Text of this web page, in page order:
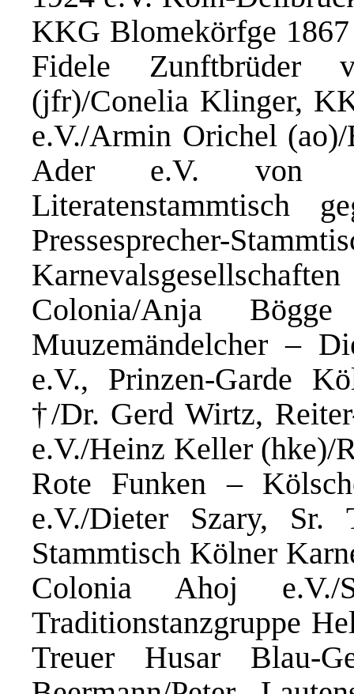
KKG Blomekörfge
Fidele Zunftbrüder
(jfr)/Conelia Klinger,
e.V./Armin Orichel
Ader e.V. von
Literatenstammtisch
Colonia/Anja
Muuzemändelcher –
e.V., Prinzen-Garde
†/Dr. Gerd Wirtz,
e.V./Heinz Keller (hke)/
Rote Funken –
e.V./Dieter Szary,
Stammtisch Kölner
Colonia Ahoj e.V./
Traditionstanzgruppe
Treuer Husar Blau-